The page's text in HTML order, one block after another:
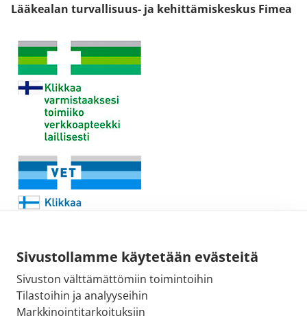
Sivustollamme käytetään evästeitä
Sivuston välttämättömiin toimintoihin
Tilastoihin ja analyyseihin
Markkinointitarkoituksiin
Lääkealan turvallisuus- ja kehittämiskeskus Fimea
Sähköpostiosoite:
kirjaamo@fimea.fi